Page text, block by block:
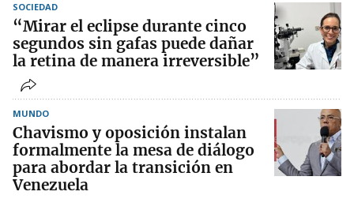
SOCIEDAD
“Mirar el eclipse durante cinco
segundos sin gafas puede dañar
la retina de manera irreversible”
MUNDO
Chavismo y oposición instalan
formalmente la mesa de diálogo
para abordar la transición en
Venezuela